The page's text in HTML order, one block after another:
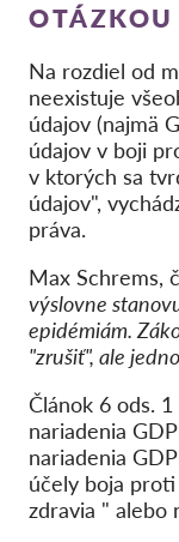
Na rozdiel od
neexistuje
údajov (najmä
údajov v boji
v ktorých sa
údajov",
práva.
Max Schrems,
výslovne
epidémiám.
"zrušiť", ale
Článok 6 ods.
nariadenia
nariadenia
účely boja
zdravia " alebo